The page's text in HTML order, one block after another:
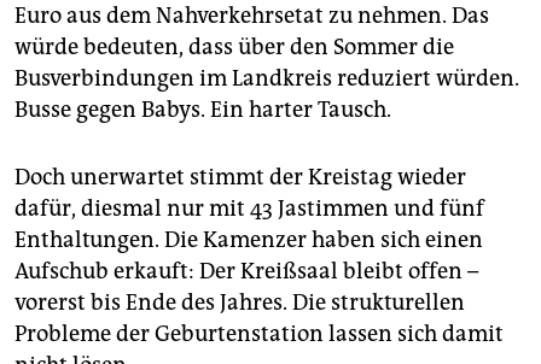
Euro aus dem Nahverkehrsetat zu nehmen. Das
würde bedeuten, dass über den Sommer die
Busverbindungen im Landkreis reduziert würden.
Busse gegen Babys. Ein harter Tausch.
Doch unerwartet stimmt der Kreistag wieder
dafür, diesmal nur mit 43 Jastimmen und fünf
Enthaltungen. Die Kamenzer haben sich einen
Aufschub erkauft: Der Kreißsaal bleibt offen –
vorerst bis Ende des Jahres. Die strukturellen
Probleme der Geburtenstation lassen sich damit